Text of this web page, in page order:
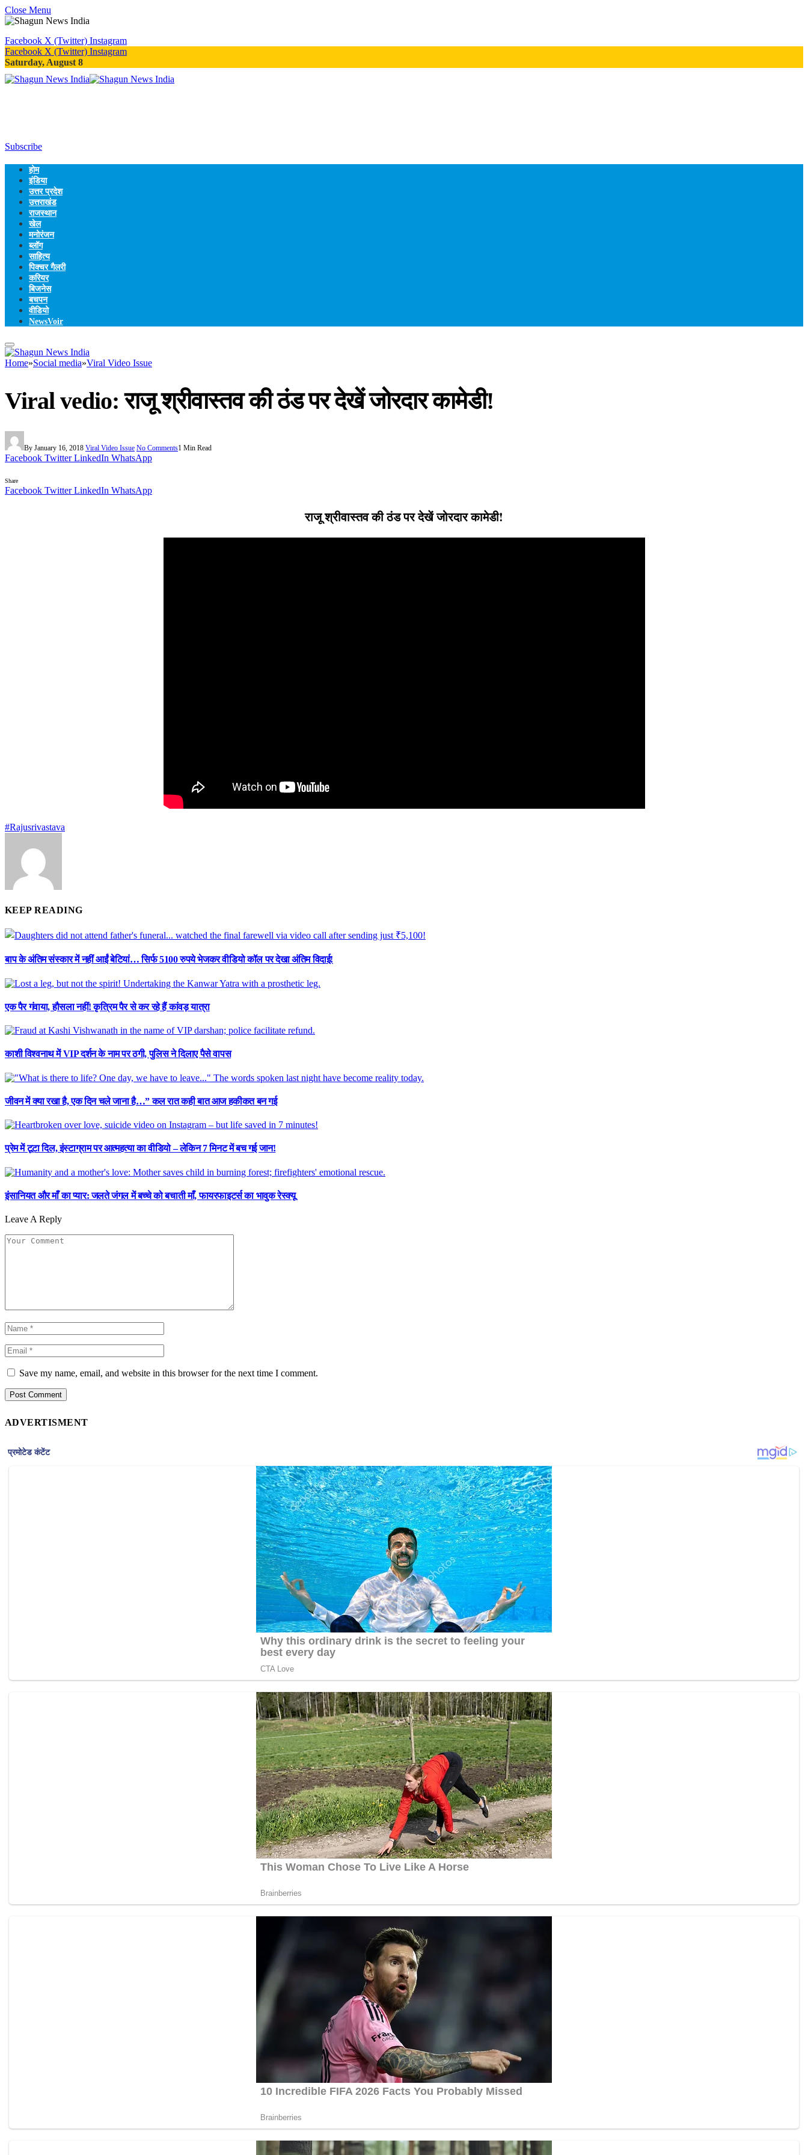
Close Menu
Facebook X (Twitter) Instagram
Facebook X (Twitter) Instagram
Saturday, August 8
Subscribe
होम
इंडिया
उत्तर प्रदेश
उत्तराखंड
राजस्थान
खेल
मनोरंजन
ब्लॉग
साहित्य
पिक्चर गैलरी
करियर
बिजनेस
बचपन
वीडियो
NewsVoir
Home»Social media»Viral Video Issue
Viral vedio: राजू श्रीवास्तव की ठंड पर देखें जोरदार कामेडी!
By January 16, 2018 Viral Video Issue No Comments1 Min Read
Facebook Twitter LinkedIn WhatsApp
Share
Facebook Twitter LinkedIn WhatsApp
राजू श्रीवास्तव की ठंड पर देखें जोरदार कामेडी!
#Rajusrivastava
KEEP READING
बाप के अंतिम संस्कार में नहीं आईं बेटियां… सिर्फ 5100 रुपये भेजकर वीडियो कॉल पर देखा अंतिम विदाई!
एक पैर गंवाया, हौसला नहीं! कृत्रिम पैर से कर रहे हैं कांवड़ यात्रा
काशी विश्वनाथ में VIP दर्शन के नाम पर ठगी, पुलिस ने दिलाए पैसे वापस
जीवन में क्या रखा है, एक दिन चले जाना है…” कल रात कही बात आज हकीकत बन गई
प्रेम में टूटा दिल, इंस्टाग्राम पर आत्महत्या का वीडियो – लेकिन 7 मिनट में बच गई जान!
इंसानियत और माँ का प्यार: जलते जंगल में बच्चे को बचाती माँ, फायरफाइटर्स का भावुक रेस्क्यू
Leave A Reply
Save my name, email, and website in this browser for the next time I comment.
ADVERTISMENT